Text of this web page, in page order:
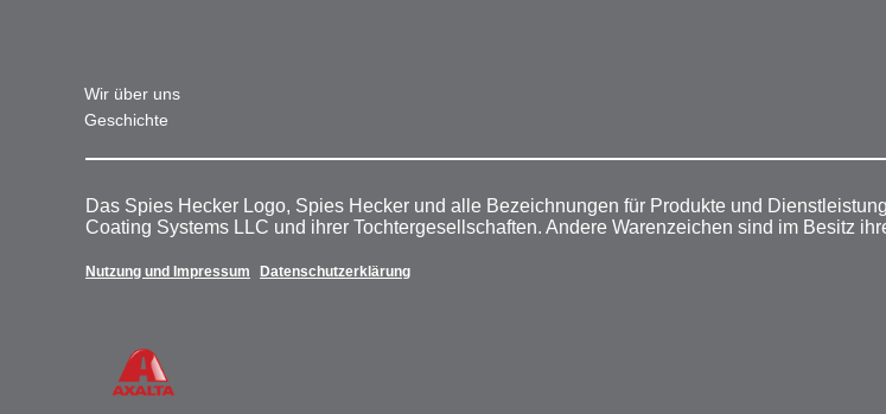
Wir über uns
Geschichte
Das Spies Hecker Logo, Spies Hecker und alle Bezeichnungen für Produkte und
Coating Systems LLC und ihrer Tochtergesellschaften. Andere Warenzeichen sind im Besitz
Nutzung und Impressum Datenschutzerklärung